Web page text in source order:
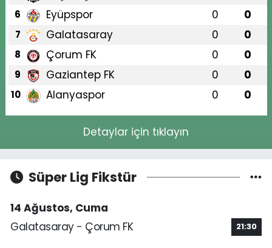
6 Eyüpspor 0 0
7 Galatasaray 0 0
8 Çorum FK 0 0
9 Gaziantep FK 0 0
10 Alanyaspor 0 0
Detaylar için tıklayın
Süper Lig Fikstür
14 Ağustos, Cuma
Galatasaray - Çorum FK
21:30